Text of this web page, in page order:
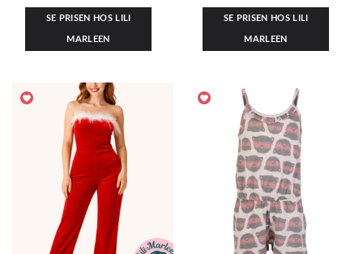
SE PRISEN HOS LILI
MARLEEN
SE PRISEN HOS LILI
MARLEEN